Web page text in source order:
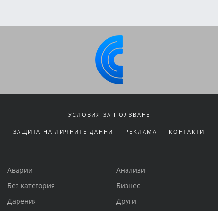
УСЛОВИЯ ЗА ПОЛЗВАНЕ
ЗАЩИТА НА ЛИЧНИТЕ ДАННИ РЕКЛАМА КОНТАКТИ
Аварии
Анализи
Без категория
Бизнес
Дарения
Други